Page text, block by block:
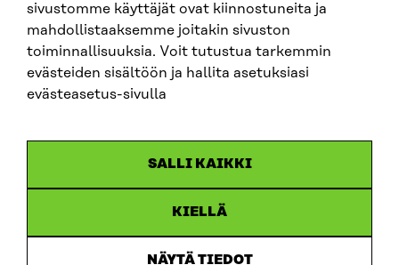
sivustomme käyttäjät ovat kiinnostuneita ja
mahdollistaaksemme joitakin sivuston
toiminnallisuuksia. Voit tutustua tarkemmin
evästeiden sisältöön ja hallita asetuksiasi
evästeasetus-sivulla
SALLI KAIKKI
KIELLÄ
NÄYTÄ TIEDOT
LinkedIn
Instagram
YouTube